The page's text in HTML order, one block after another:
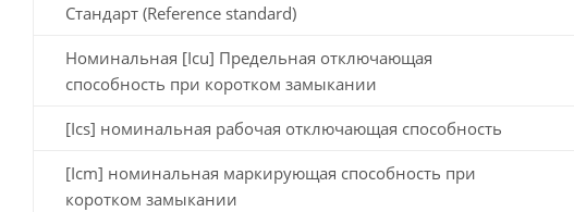
Стандарт (Reference standard)
Номинальная [Icu] Предельная отключающая
способность при коротком замыкании
[Ics] номинальная рабочая отключающая способность
[Icm] номинальная маркирующая способность при
коротком замыкании